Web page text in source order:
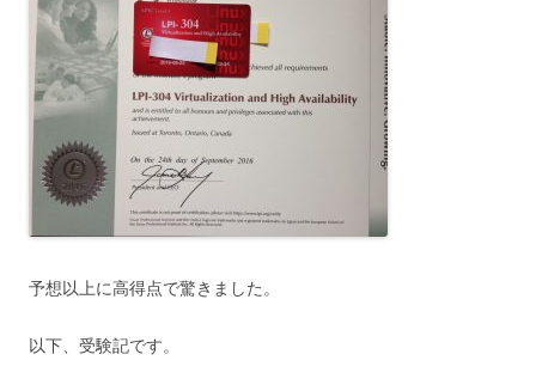
予想以上に高得点で驚きました。
以下、受験記です。